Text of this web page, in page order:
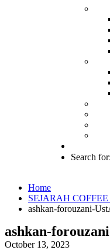
Search for:
Home
SEJARAH
ashkan-forouzani-
ashkan-
October 13, 2023